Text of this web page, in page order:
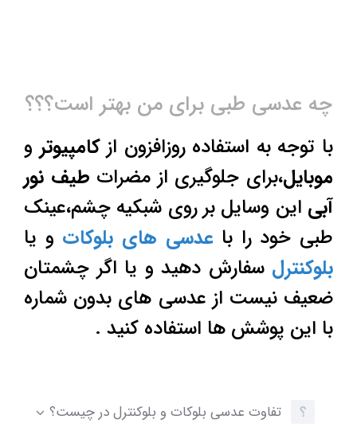
چه عدسی طبی برای من بهتر است؟؟؟
با توجه به استفاده روزافزون ازکامپیوتر و
موبایل،برای جلوگیری از مضرات طیف نور
آبی این وسایل بر روی شبکیه چشم،عینک
طبی خود را باعدسی های بلوکات و یا
بلوکنترل سفارش دهید و یا اگر چشمتان
ضعیف نیست از عدسی های بدون شماره
با این پوشش ها استفاده کنید .
تفاوت عدسی بلوکات و بلوکنترل در چیست؟